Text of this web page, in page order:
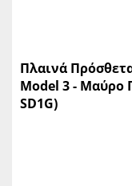
Πλαινά
Model 3 - Μαύρο
SD1G)